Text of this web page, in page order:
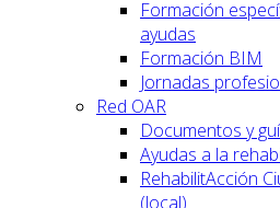
Formación
ayudas
Formación BIM
Jornadas
Red OAR
Documentos y
Ayudas a la
RehabilitAcción
(local)